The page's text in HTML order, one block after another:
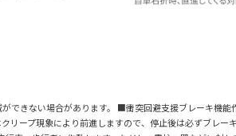
きない場合があります。 ■衝突回避支援ブレーキ機能
ープ現象により前進しますので、停止後は必ずブレ